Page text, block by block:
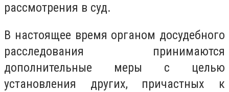
рассмотрения в суд.
В настоящее время органом досудебного
расследования принимаются
дополнительные меры с целью
установления других, причастных к